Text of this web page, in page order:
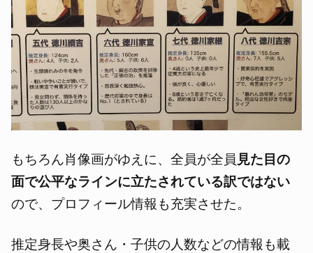
もちろん肖像画がゆえに、全員が全員 見た目の
面で公平なラインに立たされている訳ではない
ので、プロフィール情報も充実させた。
推定身長や奥さん・子供の人数などの情報も載